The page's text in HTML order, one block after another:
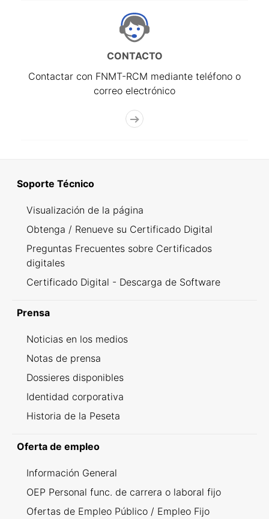
CONTACTO
Contactar con FNMT-RCM mediante teléfono o
correo electrónico
Soporte Técnico
Visualización de la página
Obtenga / Renueve su Certificado Digital
Preguntas Frecuentes sobre Certificados
digitales
Certificado Digital - Descarga de Software
Prensa
Noticias en los medios
Notas de prensa
Dossieres disponibles
Identidad corporativa
Historia de la Peseta
Oferta de empleo
Información General
OEP Personal func. de carrera o laboral fijo
Ofertas de Empleo Público / Empleo Fijo